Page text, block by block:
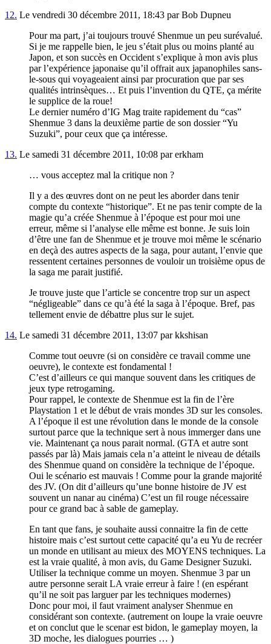
12. Le vendredi 30 décembre 2011, 18:43 par Bob Dupneu
Pour ma part, j’ai toujours trouvé Shenmue un peu surévalué.
Si je me rappelle bien, le jeu s’était plus ou moins planté au
Japon, et son succès en Occident s’explique à mon avis plus
par l’expérience japonaise qu’il offrait aux japanophiles sans-
le-sous qui voyageaient ainsi par procuration que par ses
qualités intrinsèques… Et puis l’invention du QTE, ça mérite
le supplice de la roue!
Le dernier numéro d’IG Mag traite rapidement du “cas”
Shenmue 3 dans la deuxième partie de son dossier “Yu
Suzuki”, pour ceux que ça intéresse.
13. Le samedi 31 décembre 2011, 10:08 par erkham
… vous acceptez mal la critique non ?
Il y a des œuvres dont on ne peut les aborder dans tenir
compte du contexte “historique”. Et ne pas tenir compte de la
magie qu’a créée Shenmue à l’époque est pour moi une
erreur, même si l’analyse elle même est bonne. Je suis loin
d’être une fan de Shenmue et je trouve moi même le scénario
en deçà des autres aspects de la saga, pour autant, l’envie que
ressentent certaines personnes de vouloir un troisième opus de
la saga me parait justifié.
Je trouve juste que l’article se concentre trop sur un aspect
“négligeable” dans ce qu’à été la saga à l’époque. Bref, pas
tellement envie de débattre plus sur le sujet.
14. Le samedi 31 décembre 2011, 13:07 par kkshisan
Comme tout oeuvre (si on considère ce travail comme une
oeuvre), le contexte est fondamental !
C’est d’ailleurs ce qui manque souvent dans les critiques de
jeux type retrogaming.
Pour rappel, le contexte de Shenmue est la fin de l’ère
Playstation 1 et le début de vrais mondes 3D sur les consoles.
A l’époque il est une révolution dans le monde de la console
surtout parce que la technique sert à nous immerger dans une
vie. Maintenant ça nous parait normal. (GTA et autre sont
passés par là) Mais jamais cela n’a atteint le niveau de détails
des Shenmue quand on considère la technique de l’époque.
Oui le scénario est mauvais ! Comme pour la grande majorité
des JV. (On dit d’ailleurs qu’une bonne histoire de JV est
souvent un nanar au cinéma) C’est un fil rouge nécessaire
pour ce grand bac à sable de gameplay.
En tant que fans, je souhaite aussi connaitre la fin de cette
histoire mais c’est surtout cette capacité qu’a eu Yu de recréer
un monde en utilisant au mieux des MOYENS techniques. La
est la vraie qualité, à mon avis, du Game Designer Suzuki.
Utiliser la technique comme un moyen. Shenmue 3 par un
autre personne serait LA vraie erreur à faire ! (en espérant
qu’il ne soit pas larguer par les techniques modernes)
Donc pour moi, il faut vraiment analyser Shenmue en
considérant son contexte. (autrement on loupe la vraie oeuvre
et on conclut que le scenar est bidon, le gameplay moyen, la
3D moche, les dialogues pourries … )